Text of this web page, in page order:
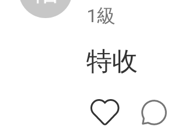
1級
特收